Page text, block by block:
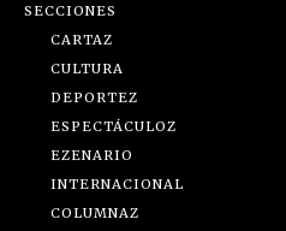
SECCIONES
CARTAZ
CULTURA
DEPORTEZ
ESPECTÁCULOZ
EZENARIO
INTERNACIONAL
COLUMNAZ